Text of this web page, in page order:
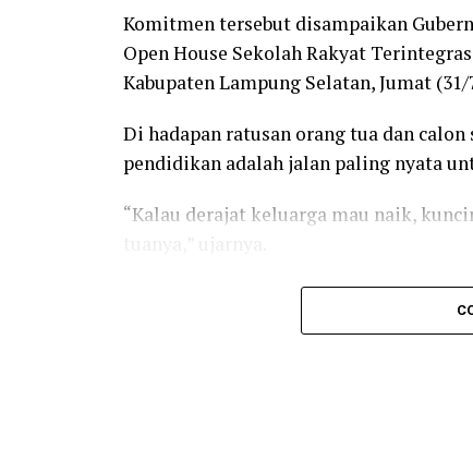
Komitmen tersebut disampaikan
Open House Sekolah Rakyat
Kabupaten Lampung Selatan, Jumat (31/
Di hadapan ratusan orang tua dan
pendidikan adalah jalan paling nyata
“Kalau derajat keluarga mau naik,
Gubernur Mirza menilai Sekolah